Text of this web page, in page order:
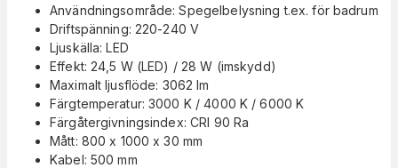
Användningsområde: Spegelbelysning t.ex. för badrum
Driftspänning: 220-240 V
Ljuskälla: LED
Effekt: 24,5 W (LED) / 28 W (imskydd)
Maximalt ljusflöde: 3062 lm
Färgtemperatur: 3000 K / 4000 K / 6000 K
Färgåtergivningsindex: CRI 90 Ra
Mått: 800 x 1000 x 30 mm
Kabel: 500 mm